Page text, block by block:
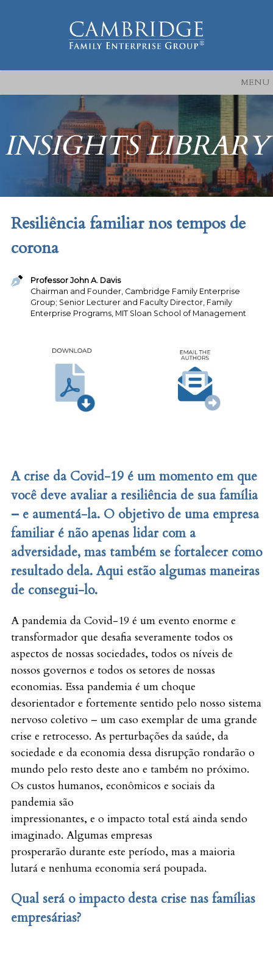
MENU
INSIGHTS LIBRARY
Resiliência familiar nos tempos de
corona
Professor John A. Davis
Chairman and Founder, Cambridge Family Enterprise
Group; Senior Lecturer and Faculty Director, Family
Enterprise Programs, MIT Sloan School of Management
A crise da Covid-19 é um momento em que
você deve avaliar a resiliência de sua família
– e aumentá-la. O objetivo de uma empresa
familiar é não apenas lidar com a
adversidade, mas também se fortalecer como
resultado dela. Aqui estão algumas maneiras
de consegui-lo.
A pandemia da Covid-19 é um evento enorme e
transformador que desafia severamente todos os
aspectos de nossas sociedades, todos os níveis de
nossos governos e todos os setores de nossas
economias. Essa pandemia é um choque
desorientador e fortemente sentido pelo nosso sistema
nervoso coletivo – um caso exemplar de uma grande
crise e retrocesso. As perturbações da saúde, da
sociedade e da economia dessa disrupção rondarão o
mundo pelo resto deste ano e também no próximo.
Os custos humanos, econômicos e sociais da
pandemia são
impressionantes, e o impacto total está ainda sendo
imaginado. Algumas empresas
prosperarão durante este período, mas a maioria
lutará e nenhuma economia será poupada.
Qual será o impacto desta crise nas famílias
empresárias?